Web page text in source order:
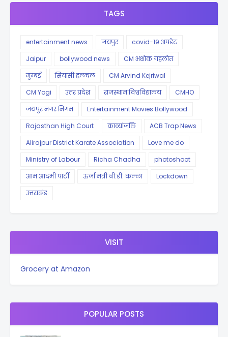
TAGS
entertainment news जयपुर
covid-19 अपडेट
Jaipur
bollywood news
CM अशोक गहलोत
मुम्बई
सियासी हलचल
CM Arvind Kejriwal
CM Yogi
उत्तर प्रदेश राजस्थान विश्वविद्यालय
CMHO
जयपुर नगर निगम
Entertainment Movies Bollywood
Rajasthan High Court
काव्यांजलि
ACB Trap News
Alirajpur District Karate Association
Love me do
Ministry of Labour
Richa Chadha
photoshoot
आम आदमी पार्टी
ऊर्जा मंत्री बी.डी. कल्ला
Lockdown
उत्तराखंड
VISIT
Grocery at Amazon
POPULAR POSTS